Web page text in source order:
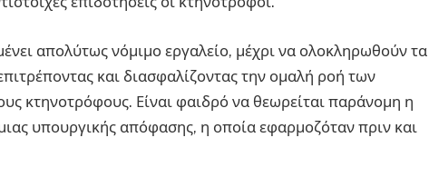
απολύτως νόμιμο εργαλείο, μέχρι να ολοκληρωθούν τα
και διασφαλίζοντας την ομαλή ροή των
κτηνοτρόφους. Είναι φαιδρό να θεωρείται παράνομη η
υπουργικής απόφασης, η οποία εφαρμοζόταν πριν και